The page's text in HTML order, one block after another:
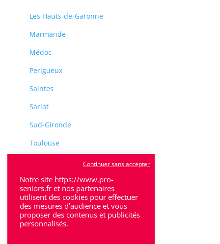
Les Hauts-de-Garonne
Marmande
Médoc
Perigueux
Saintes
Sarlat
Sud-Gironde
Toulouse
Villeneuve-Sur-Lot
Notre site https://www.pro-
seniors.fr et nos partenaires
utilisent des cookies pour effectuer
des mesures d’audience et vous
proposer des contenus et publicités
personnalisés.
Continuer sans accepter